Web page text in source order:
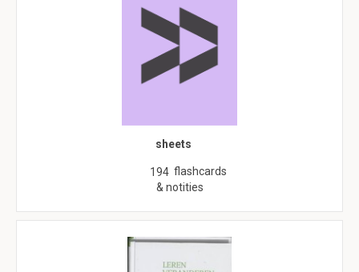
sheets
194 flashcards
& notities